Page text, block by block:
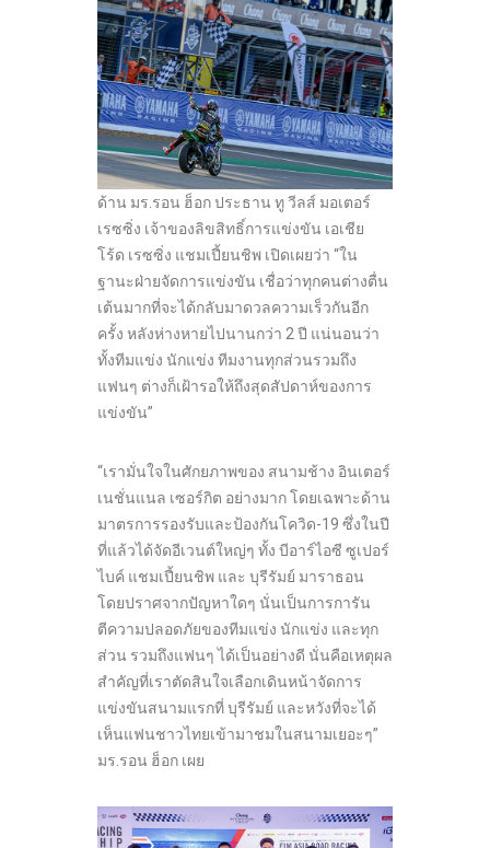
ด้าน มร.รอน ฮ็อก ประธาน ทู วีลส์ มอเตอร์
เรซซิ่ง เจ้าของลิขสิทธิ์การแข่งขัน เอเชีย
โร้ด เรซซิ่ง แชมเปี้ยนชิพ เปิดเผยว่า “ใน
ฐานะฝ่ายจัดการแข่งขัน เชื่อว่าทุกคนต่างตื่น
เต้นมากที่จะได้กลับมาดวลความเร็วกันอีก
ครั้ง หลังห่างหายไปนานกว่า 2 ปี แน่นอนว่า
ทั้งทีมแข่ง นักแข่ง ทีมงานทุกส่วนรวมถึง
แฟนๆ ต่างก็เฝ้ารอให้ถึงสุดสัปดาห์ของการ
แข่งขัน”
“เรามั่นใจในศักยภาพของ สนามช้าง อินเตอร์
เนชั่นแนล เซอร์กิต อย่างมาก โดยเฉพาะด้าน
มาตรการรองรับและป้องกันโควิด-19 ซึ่งในปี
ที่แล้วได้จัดอีเวนต์ใหญ่ๆ ทั้ง บีอาร์ไอซี ซูเปอร์
ไบค์ แชมเปี้ยนชิพ และ บุรีรัมย์ มาราธอน
โดยปราศจากปัญหาใดๆ นั่นเป็นการการัน
ตีความปลอดภัยของทีมแข่ง นักแข่ง และทุก
ส่วน รวมถึงแฟนๆ ได้เป็นอย่างดี นั่นคือเหตุผล
สำคัญที่เราตัดสินใจเลือกเดินหน้าจัดการ
แข่งขันสนามแรกที่ บุรีรัมย์ และหวังที่จะได้
เห็นแฟนชาวไทยเข้ามาชมในสนามเยอะๆ”
มร.รอน ฮ็อก เผย